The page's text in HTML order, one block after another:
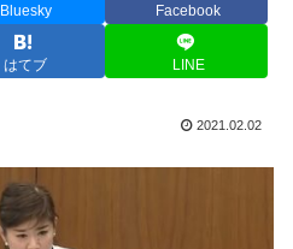
Bluesky Facebook
はてブ LINE
2021.02.02